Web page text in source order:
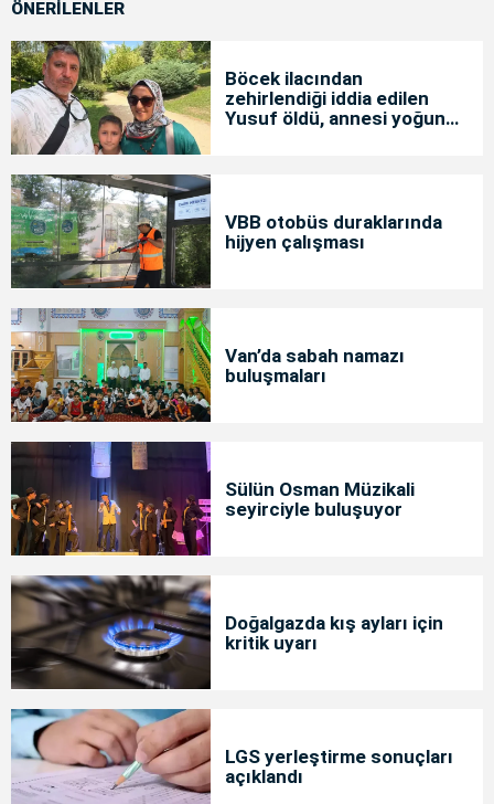
ÖNERİLENLER
Böcek ilacından
zehirlendiği iddia edilen
Yusuf öldü, annesi yoğun
VBB otobüs duraklarında
hijyen çalışması
Van’da sabah namazı
buluşmaları
Sülün Osman Müzikali
seyirciyle buluşuyor
Doğalgazda kış ayları için
kritik uyarı
LGS yerleştirme sonuçları
açıklandı